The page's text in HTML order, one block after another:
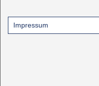
Impressum